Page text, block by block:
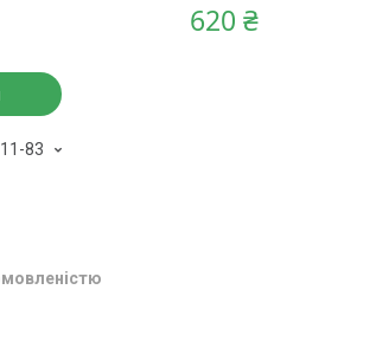
620 ₴
83